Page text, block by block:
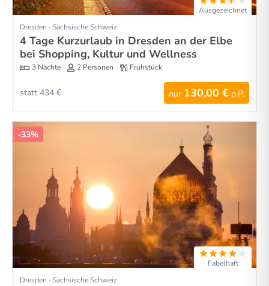
Ausgezeichnet
Dresden · Sächsische Schweiz
4 Tage Kurzurlaub in Dresden an der Elbe
bei Shopping, Kultur und Wellness
3 Nächte 2 Personen Frühstück
nur 130,00 € p.P.
statt 434 €
-33%
Fabelhaft
Dresden · Sächsische Schweiz